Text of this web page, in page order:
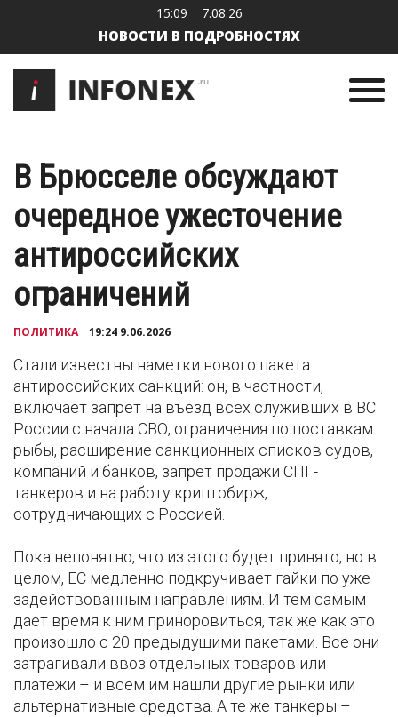
15:09 7.08.26
НОВОСТИ В ПОДРОБНОСТЯХ
В Брюсселе обсуждают
очередное ужесточение
антироссийских
ограничений
ПОЛИТИКА 19:24 9.06.2026
Стали известны наметки нового пакета
антироссийских санкций: он, в частности,
включает запрет на въезд всех служивших в ВС
России с начала СВО, ограничения по поставкам
рыбы, расширение санкционных списков судов,
компаний и банков, запрет продажи СПГ-
танкеров и на работу криптобирж,
сотрудничающих с Россией.
Пока непонятно, что из этого будет принято, но в
целом, ЕС медленно подкручивает гайки по уже
задействованным направлениям. И тем самым
дает время к ним приноровиться, так же как это
произошло с 20 предыдущими пакетами. Все они
затрагивали ввоз отдельных товаров или
платежи – и всем им нашли другие рынки или
альтернативные средства. А те же танкеры –